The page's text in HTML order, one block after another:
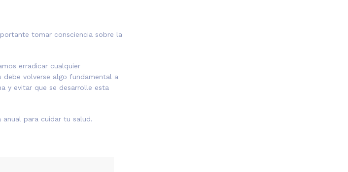
tomar consciencia sobre la
erradicar cualquier
debe volverse algo fundamental a
y evitar que se desarrolle esta
para cuidar tu salud.